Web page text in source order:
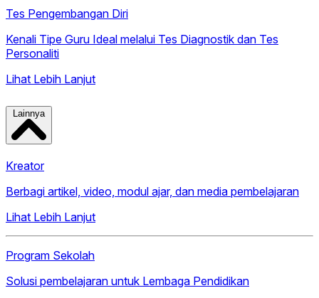
Tes Pengembangan Diri
Kenali Tipe Guru Ideal melalui Tes Diagnostik dan Tes
Personaliti
Lihat Lebih Lanjut
Lainnya
Kreator
Berbagi artikel, video, modul ajar, dan media pembelajaran
Lihat Lebih Lanjut
Program Sekolah
Solusi pembelajaran untuk Lembaga Pendidikan